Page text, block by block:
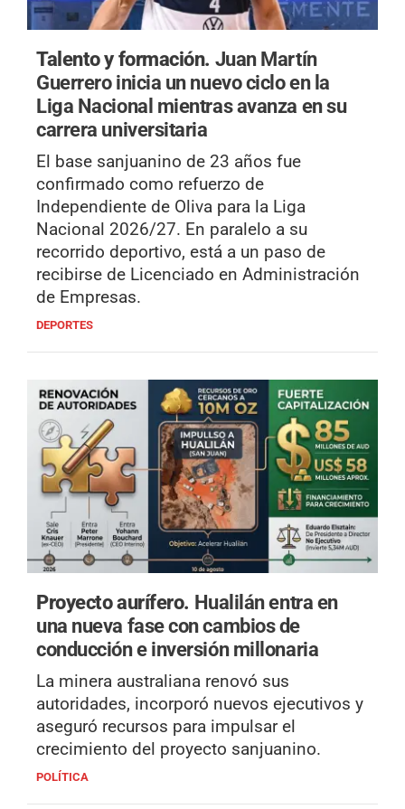
Talento y formación. Juan Martín
Guerrero inicia un nuevo ciclo en la
Liga Nacional mientras avanza en su
carrera universitaria
El base sanjuanino de 23 años fue
confirmado como refuerzo de
Independiente de Oliva para la Liga
Nacional 2026/27. En paralelo a su
recorrido deportivo, está a un paso de
recibirse de Licenciado en Administración
de Empresas.
DEPORTES
Proyecto aurífero. Hualilán entra en
una nueva fase con cambios de
conducción e inversión millonaria
La minera australiana renovó sus
autoridades, incorporó nuevos ejecutivos y
aseguró recursos para impulsar el
crecimiento del proyecto sanjuanino.
POLÍTICA